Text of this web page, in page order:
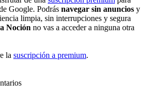
Google. Podrás navegar sin anuncios y
limpia, sin interrupciones y segura
Noción no vas a acceder a ninguna otra
la suscripción a premium.